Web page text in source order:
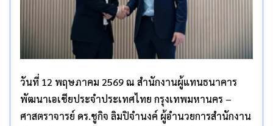
วันที่ 12 พฤษภาคม 2569 ณ สำนักงานผู้แทนธนาคาร
พัฒนาเอเชียประจำประเทศไทย กรุงเทพมหานคร –
ศาสตราจารย์ ดร.ชูกิจ ลิมปิจำนงค์ ผู้อำนวยการสำนักงาน